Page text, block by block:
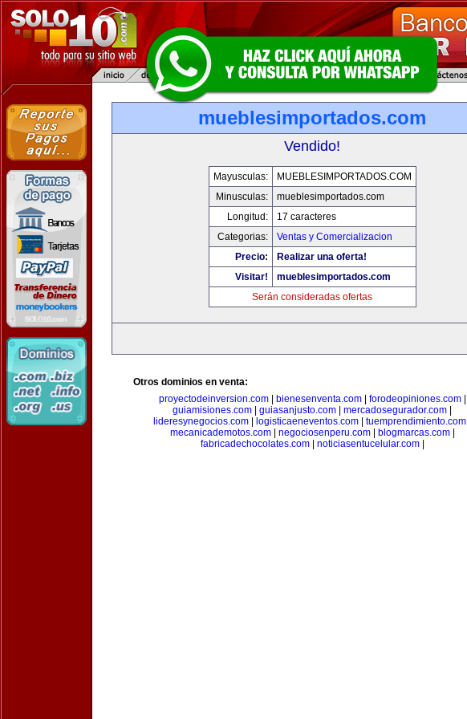
mueblesimportados.com
Vendido!
Mayusculas:
MUEBLESIMPORTADOS.COM
Minusculas:
mueblesimportados.com
Longitud:
17 caracteres
Categorias:
Ventas y Comercializacion
Precio:
Realizar una oferta!
Visitar!
mueblesimportados.com
Serán consideradas ofertas
Otros dominios en venta:
proyectodeinversion.com| bienesenventa.com| forodeopiniones.com|
guiamisiones.com
guiasanjusto.com mercadosegurador.com
lideresynegocios.com
logisticaeneventos.com tuemprendimiento.com
mecanicademotos.com| negociosenperu.com| blogmarcas.com|
fabricadechocolates.com| noticiasentucelular.com|